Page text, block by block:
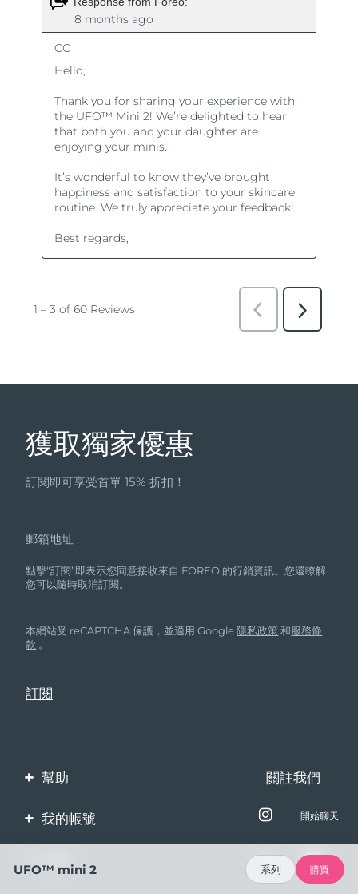
獲取獨家優惠
訂閱即可享受首單 15% 折扣！
郵箱地址
點擊“訂閱”即表示您同意接收來自 FOREO 的行銷資訊。您還瞭解
您可以隨時取消訂閱。
本網站受 reCAPTCHA 保護，並適用 Google隱私政策 和服務條
款 。
幫助
聯繫我們
訂單與運輸
保修與退換貨
關註我們
我的帳號 開始聊天
UFO™ mini 2 系列 購買